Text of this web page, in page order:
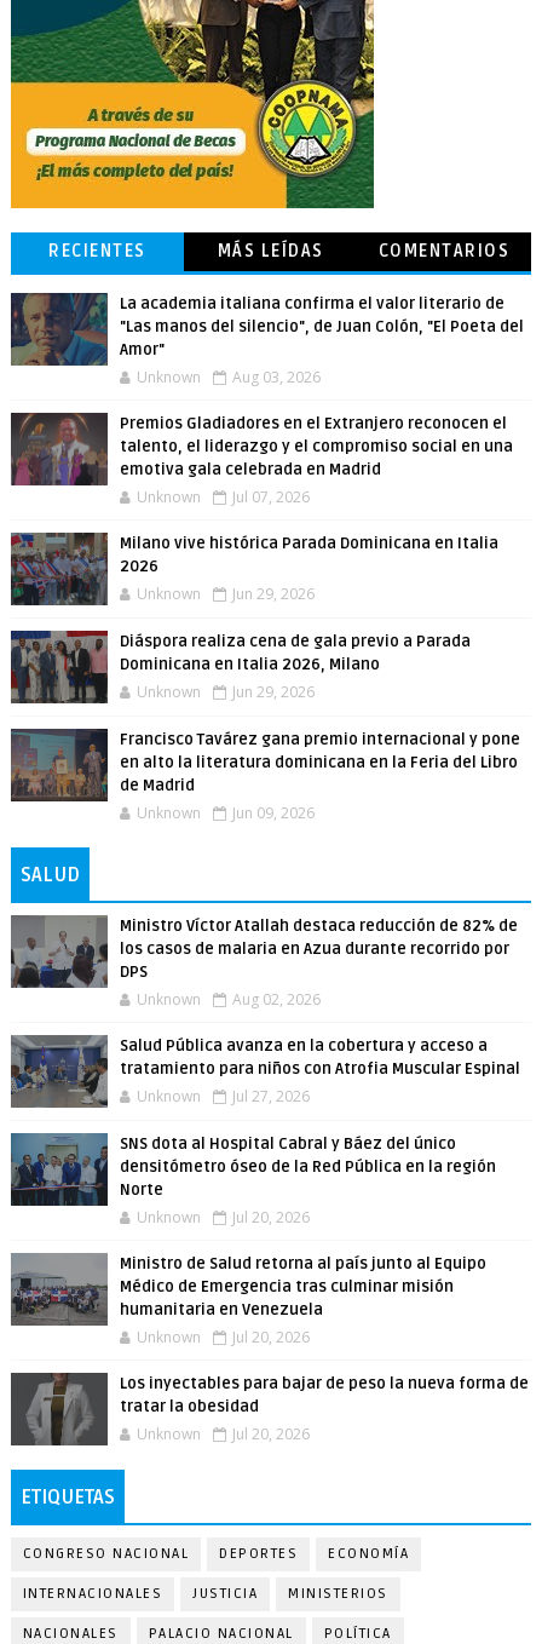
RECIENTES MÁS LEÍDAS COMENTARIOS
La academia italiana confirma el valor literario de
"Las manos del silencio", de Juan Colón, "El Poeta del
Amor"
Unknown Aug 03, 2026
Premios Gladiadores en el Extranjero reconocen el
talento, el liderazgo y el compromiso social en una
emotiva gala celebrada en Madrid
Unknown Jul 07, 2026
Milano vive histórica Parada Dominicana en Italia
2026
Unknown Jun 29, 2026
Diáspora realiza cena de gala previo a Parada
Dominicana en Italia 2026, Milano
Unknown Jun 29, 2026
Francisco Tavárez gana premio internacional y pone
en alto la literatura dominicana en la Feria del Libro
de Madrid
Unknown Jun 09, 2026
SALUD
Ministro Víctor Atallah destaca reducción de 82% de
los casos de malaria en Azua durante recorrido por
DPS
Unknown Aug 02, 2026
Salud Pública avanza en la cobertura y acceso a
tratamiento para niños con Atrofia Muscular Espinal
Unknown Jul 27, 2026
SNS dota al Hospital Cabral y Báez del único
densitómetro óseo de la Red Pública en la región
Norte
Unknown Jul 20, 2026
Ministro de Salud retorna al país junto al Equipo
Médico de Emergencia tras culminar misión
humanitaria en Venezuela
Unknown Jul 20, 2026
Los inyectables para bajar de peso la nueva forma de
tratar la obesidad
Unknown Jul 20, 2026
ETIQUETAS
CONGRESO NACIONAL DEPORTES ECONOMÍA
INTERNACIONALES JUSTICIA MINISTERIOS
NACIONALES PALACIO NACIONAL POLÍTICA